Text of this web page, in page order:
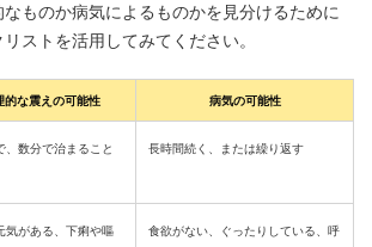
ものか病気によるものかを見分けるために
ストを活用してみてください。
的な震えの可能性 病気の可能性
、数分で治まること
長時間続く、または繰り返す
気がある、下痢や嘔
食欲がない、ぐったりしている、呼